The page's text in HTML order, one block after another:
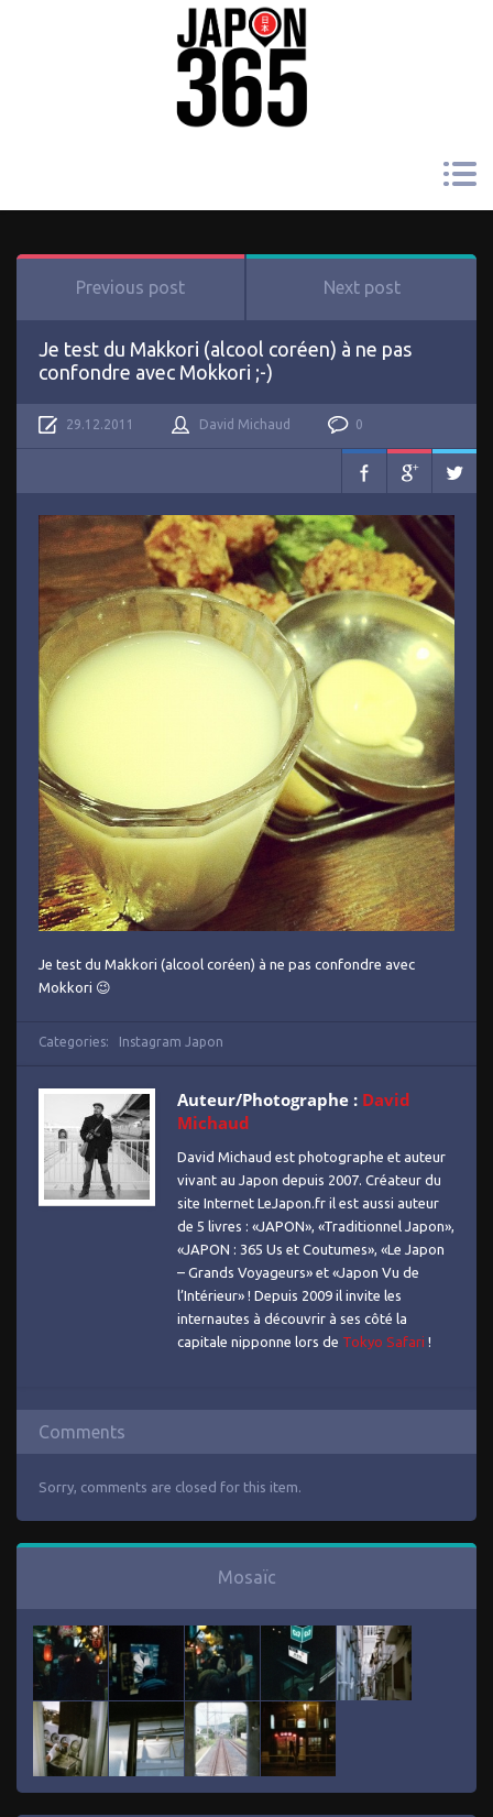
Previous post Next post
Je test du Makkori (alcool coréen) à ne pas
confondre avec Mokkori ;-)
29.12.2011 David Michaud 0
Je test du Makkori (alcool coréen) à ne pas confondre avec
Mokkori 😉
Categories: Instagram Japon
Auteur/Photographe : David
Michaud
David Michaud est photographe et auteur
vivant au Japon depuis 2007. Créateur du
site Internet LeJapon.fr il est aussi auteur
de 5 livres : «JAPON», «Traditionnel Japon»,
«JAPON : 365 Us et Coutumes», «Le Japon
– Grands Voyageurs» et «Japon Vu de
l’Intérieur» ! Depuis 2009 il invite les
internautes à découvrir à ses côté la
capitale nipponne lors de Tokyo Safari !
Comments
Sorry, comments are closed for this item.
Mosaïc